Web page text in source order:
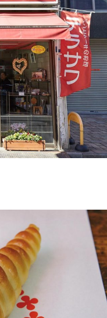
びの教科書。」
図 2026」
・開運術。」
、幸せ」
常識。」